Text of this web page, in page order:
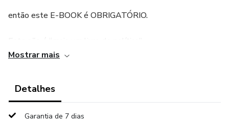
então este E-BOOK é OBRIGATÓRIO.
o Brasil está sendo atacado por dentro há décadas, muito
Mostrar mais
Detalhes
Garantia de 7 dias